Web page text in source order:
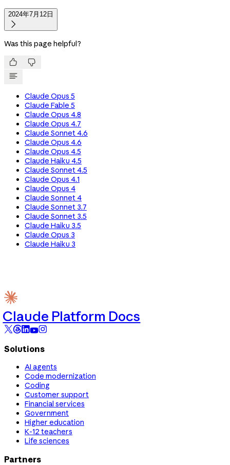
2024年7月12日

Was this page helpful?
 
Claude Opus 5
Claude Fable 5
Claude Opus 4.8
Claude Opus 4.7
Claude Sonnet 4.6
Claude Opus 4.6
Claude Opus 4.5
Claude Haiku 4.5
Claude Sonnet 4.5
Claude Opus 4.1
Claude Opus 4
Claude Sonnet 4
Claude Sonnet 3.7
Claude Sonnet 3.5
Claude Haiku 3.5
Claude Opus 3
Claude Haiku 3
Claude Platform Docs
Solutions
AI agents
Code modernization
Coding
Customer support
Financial services
Government
Higher education
K-12 teachers
Life sciences
Partners